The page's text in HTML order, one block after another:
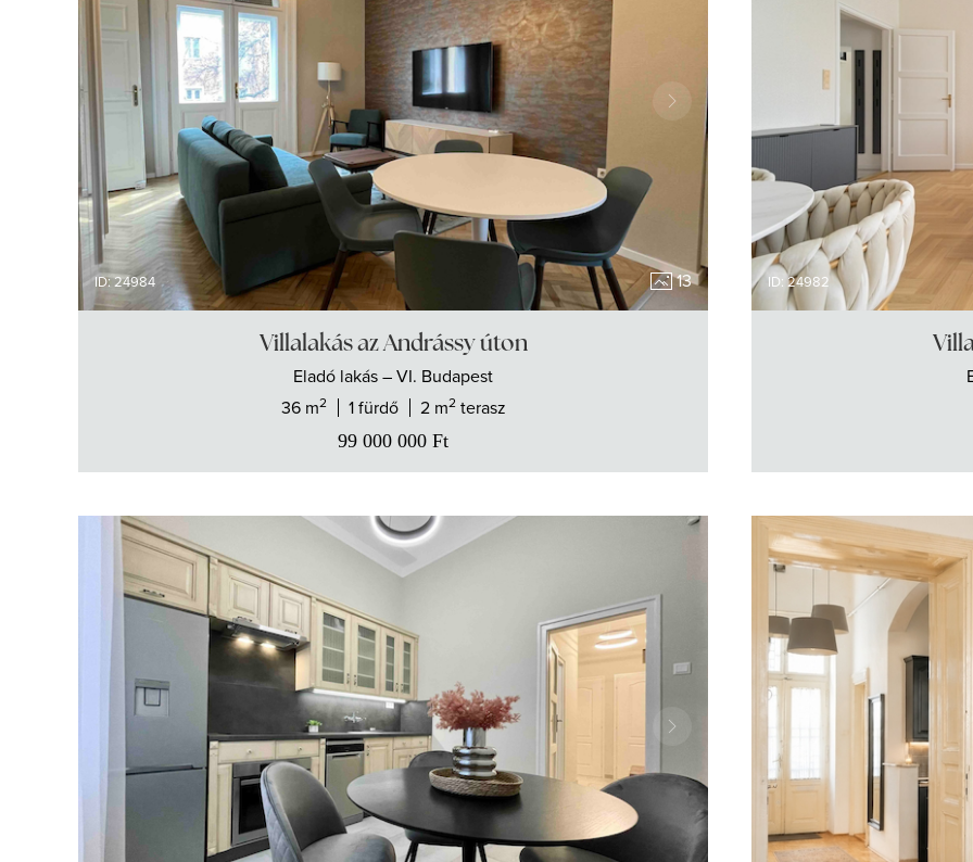
ID: 24984 13
Villalakás az Andrássy úton
Eladó lakás– VI. Budapest
36 m2 1 fürdő 2 m2terasz
99 000 000 Ft
ID: 24982